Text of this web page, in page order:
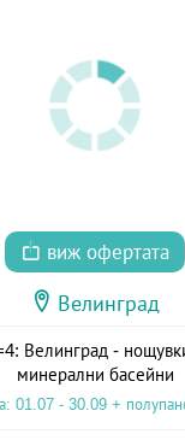
виж офертата
Велинград
Велинград -
минерални басейни
01.07 - 30.09 +